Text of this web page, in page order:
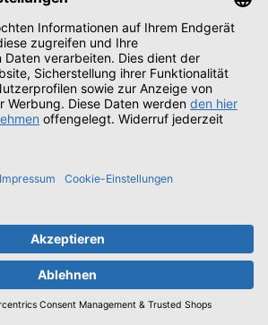
Electronic Vertriebs GmbH
Mehrwertsteuer zzgl.
wenn nicht anders angegeben.